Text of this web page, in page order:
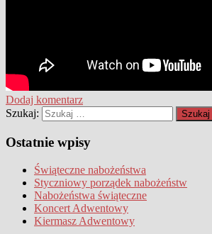
Dodaj komentarz
Szukaj:
Ostatnie wpisy
Świąteczne nabożeństwa
Styczniowy porządek nabożeństw
Nabożeństwa świąteczne
Koncert Adwentowy
Kiermasz Adwentowy